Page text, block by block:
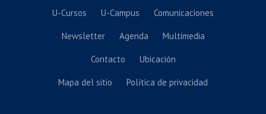
U-Cursos U-Campus Comunicaciones
Newsletter Agenda Multimedia
Contacto Ubicación
Mapa del sitio Política de privacidad